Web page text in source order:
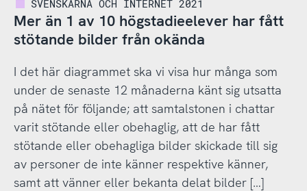
SVENSKARNA OCH INTERNET 2021
Mer än 1 av 10 högstadieelever har fått
stötande bilder från okända
I det här diagrammet ska vi visa hur många som
under de senaste 12 månaderna känt sig utsatta
på nätet för följande; att samtalstonen i chattar
varit stötande eller obehaglig, att de har fått
stötande eller obehagliga bilder skickade till sig
av personer de inte känner respektive känner,
samt att vänner eller bekanta delat bilder […]